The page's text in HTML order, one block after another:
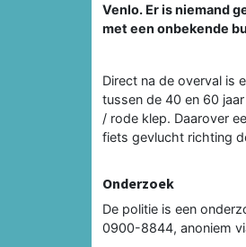
Venlo. Er is niemand
met een onbekende
Direct na de overval is
tussen de 40 en 60
/ rode klep. Daarover
fiets gevlucht richting
Onderzoek
De politie is een
0900-8844, anoniem